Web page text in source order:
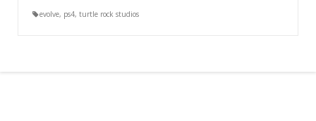
evolve, ps4, turtle rock studios